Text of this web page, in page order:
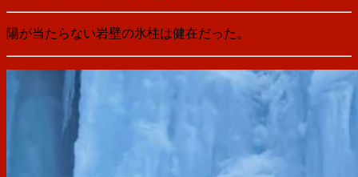
陽が当たらない岩壁の氷柱は健在だった。